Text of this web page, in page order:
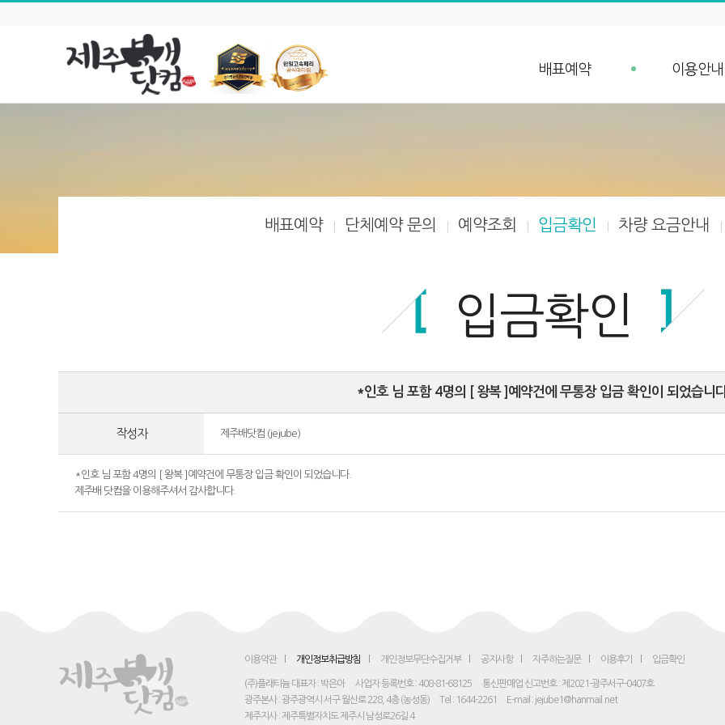
배표예약
배표예약
차량 예약안내
이용안내
예약안내
배표예약 단체예약 문의 예약조회 입금확인 차량 요금안내
입금확인
*인호 님 포함 4명의 [ 왕복 ]예약건에 무통장 입금 확인이 되었습니
작성자 제주배닷컴 (jejube)
*인호 님 포함 4명의 [ 왕복 ]예약건에 무통장 입금 확인이 되었습니다.
제주배 닷컴을 이용해주셔서 감사합니다.
이용약관 개인정보취급방침 개인정보무단수집거부 공지사항 자주하는질문 이용후기 입금확인
(주)플래티늄 대표자 : 박은아 사업자 등록번호 : 408-81-68125
통신판매업 신고번호 : 제2021-광주서구-0407호
광주본사 : 광주광역시 서구 월산로 228, 4층 (농성동)
Tel : 1644-2261
E-mail : jejube1@hanmail.net
제주지사 : 제주특별자치도 제주시 남성로26길 4